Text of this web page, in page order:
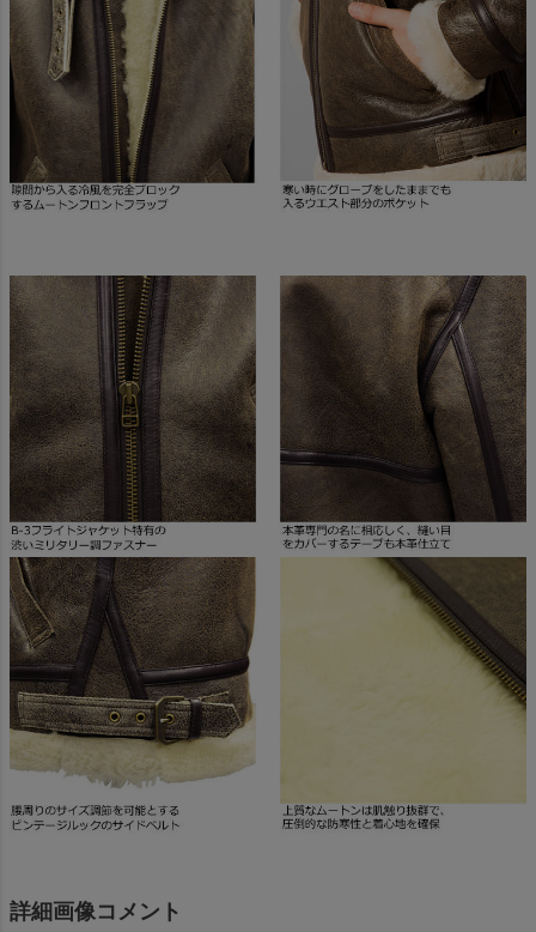
詳細画像コメント